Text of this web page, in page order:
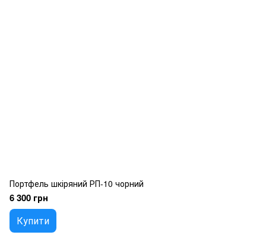
Портфель шкіряний РП-10 чорний
6 300 грн
Купити